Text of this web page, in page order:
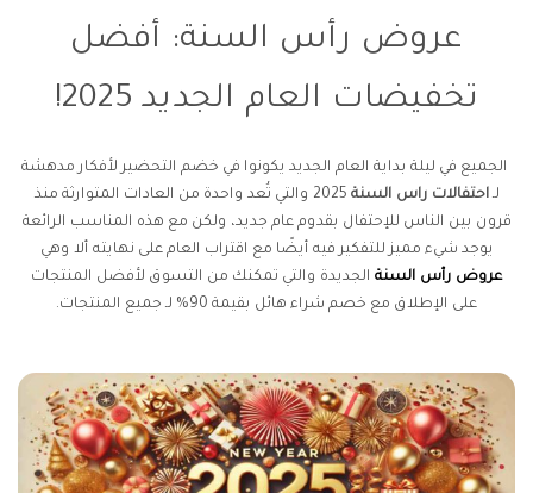
عروض رأس السنة: أفضل
تخفيضات العام الجديد 2025!
الجميع في ليلة بداية العام الجديد يكونوا في خضم التحضير لأفكار مدهشة
لـاحتفالات راس السنة
2025 والتي تُعد واحدة من العادات المتوارثة منذ
قرون بين الناس للإحتفال بقدوم عام جديد، ولكن مع هذه المناسب الرائعة
يوجد شيء مميز للتفكير فيه أيضًا مع اقتراب العام على نهايته ألا وهي
عروض رأس السنة الجديدة والتي تمكنك من التسوق لأفضل المنتجات
على الإطلاق مع خصم شراء هائل بقيمة 90% لـ جميع المنتجات.